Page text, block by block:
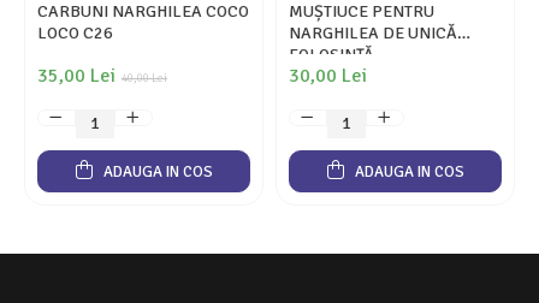
CARBUNI NARGHILEA COCO
LOCO C26
40,00 Lei
35,00 Lei
ADAUGA IN COS
MUȘTIUCE PENTRU
NARGHILEA DE UNICĂ
FOLOSINȚĂ
30,00 Lei
ADAUGA IN COS